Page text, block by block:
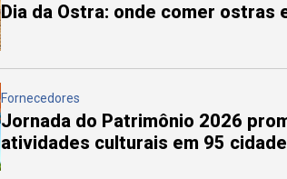
Dia da Ostra: onde comer ostras
Fornecedores
Jornada do Patrimônio 2026
atividades culturais em 95